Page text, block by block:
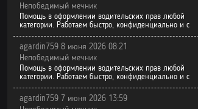
Непобедимый мечник
Помощь в оформлении водительских прав любой
категории. Работаем быстро, конфиденциально и с
agardin759 8 июня 2026 08:21
Непобедимый мечник
Помощь в оформлении водительских прав любой
категории. Работаем быстро, конфиденциально и с
agardin759 7 июня 2026 13:59